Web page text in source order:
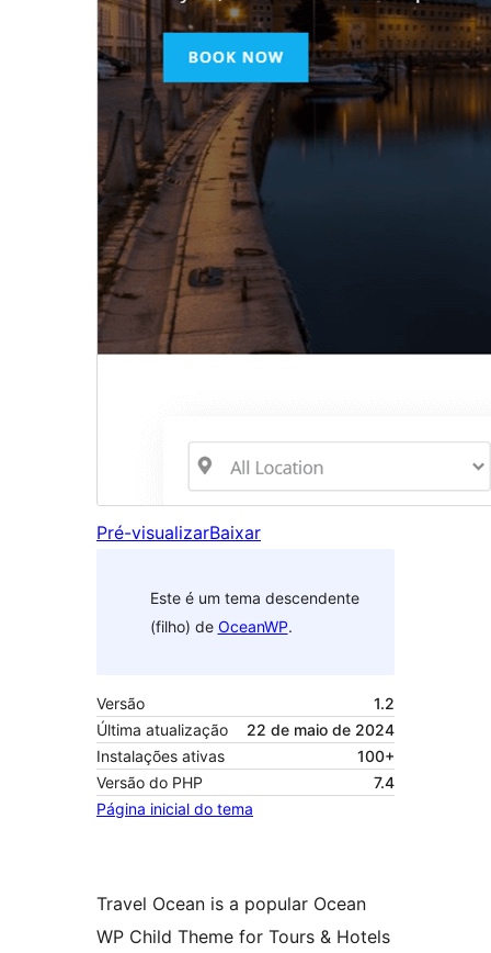
Pré-visualizarBaixar
Este é um tema descendente
(filho) de OceanWP.
Versão
1.2
Última atualização
22 de maio de 2024
Instalações ativas
100+
Versão do PHP
7.4
Página inicial do tema
Travel Ocean is a popular Ocean
WP Child Theme for Tours & Hotels